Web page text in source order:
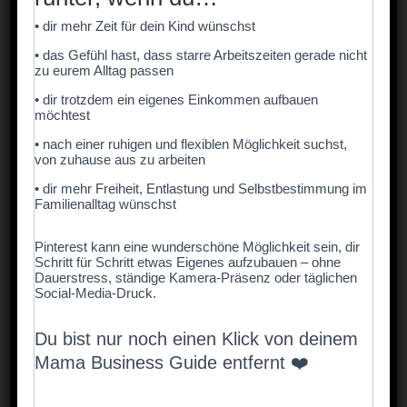
🕯️ 2. Weniger Termine, mehr kleine Wunder
In der Adventszeit reiht sich oft ein Termin an den
Bastelnachmittag.
Doch Kinder brauchen gar nicht so viel Programm.
Sie brauchen Zeit, um die Magie zu spüren.
• dir mehr Zeit für dein Kind wünschst
• das Gefühl hast, dass starre Arbeitszeiten gerade nicht
zu eurem Alltag passen
• dir trotzdem ein eigenes Einkommen aufbauen
möchtest
• nach einer ruhigen und flexiblen Möglichkeit suchst,
von zuhause aus zu arbeiten
• dir mehr Freiheit, Entlastung und Selbstbestimmung im
Familienalltag wünschst
Pinterest kann eine wunderschöne Möglichkeit sein, dir
Schritt für Schritt etwas Eigenes aufzubauen – ohne
Dauerstress, ständige Kamera-Präsenz oder täglichen
Social-Media-Druck.
Du bist nur noch einen Klick von deinem
Mama Business Guide entfernt ❤️